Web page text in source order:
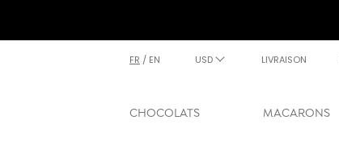
FR / EN USD LIVRAISON
CHOCOLATS MACARONS